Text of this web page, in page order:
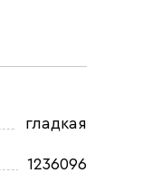
гладкая
1236096